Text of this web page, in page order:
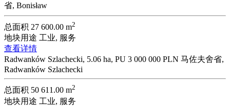
省, Bonisław
总面积 27 600.00 m2
地块用途 工业, 服务
查看详情
Radwanków Szlachecki, 5.06 ha, PU 3 000 000 PLN 马佐夫舍省,
Radwanków Szlachecki
总面积 50 611.00 m2
地块用途 工业, 服务